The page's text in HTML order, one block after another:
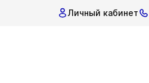
Личный кабинет